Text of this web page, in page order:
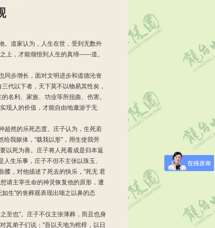
。道家认为，人生在世，受到无数外
上，才能领悟到人生的真缔――道。
步增长，面对文明进步和道德沦丧
代以下者，天下莫不以物易其性矣，
名利、家族、功业等所扭曲、伤害。
现人的价值，才能自由地邀游于无
然的乐死态度。庄子认为，生死若
给我躯体，"载我以形"，用生使我劳
以死为善。庄子将人死看成是归本返
生乐事，庄子不但不主张以珠玉、
髅，对他描述了死去的快乐，"死无 君
请主宰生命的神灵恢复他的原形，遭
生"的丧葬观表现出嗤之以鼻的态
至也"。庄子不仅主张薄葬，而且也身
其弟子们说："吾以天地为棺椁，以日